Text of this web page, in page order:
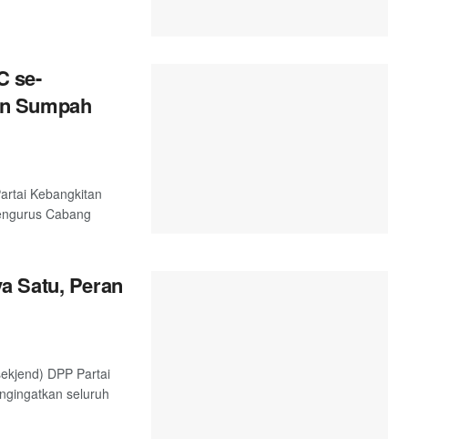
se-
Sumpah
Kebangkitan
Cabang
Satu, Peran
DPP Partai
seluruh